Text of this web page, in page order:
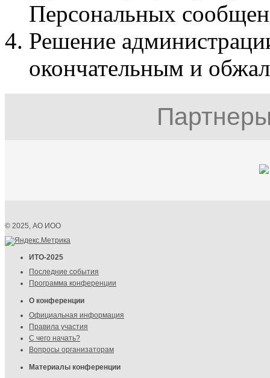
Персональных
Решение
окончательным и
© 2025, АО ИОО
ИТО-2025
Последние события
Программа конференции
О конференции
Официальная информация
Правила участия
С чего начать?
Вопросы организаторам
Материалы конференции